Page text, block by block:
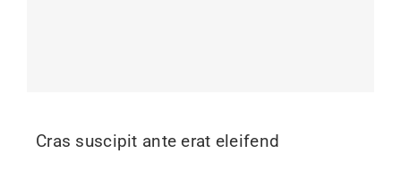
Cras suscipit ante erat eleifend